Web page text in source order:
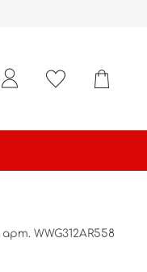
арт. WWG312AR558